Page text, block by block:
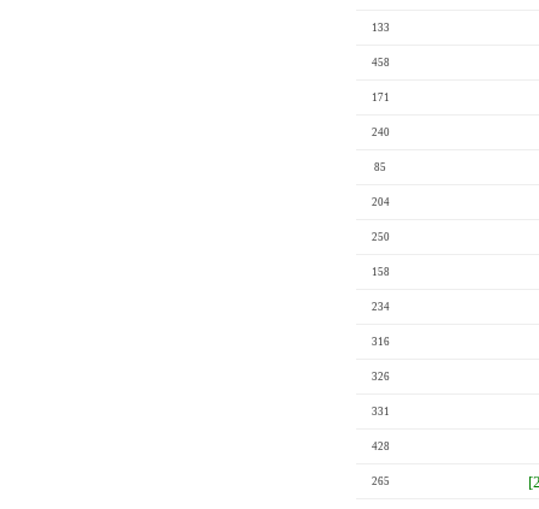
133
458
171
240
85
204
250
158
234
316
326
331
428
265